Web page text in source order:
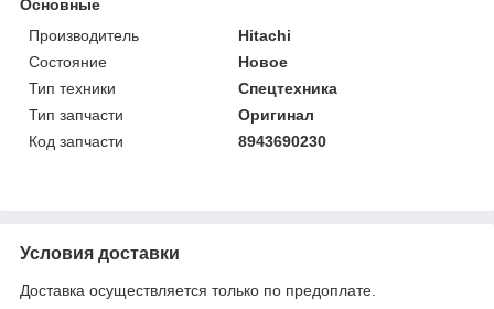
Основные
Производитель
Hitachi
Состояние
Новое
Тип техники
Спецтехника
Тип запчасти
Оригинал
Код запчасти
8943690230
Условия доставки
Доставка осуществляется только по предоплате.